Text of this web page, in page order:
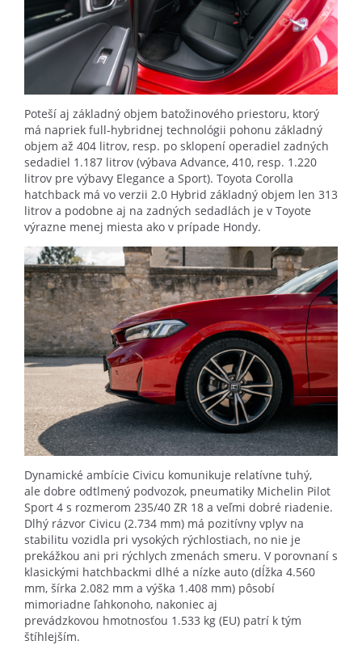
Poteší aj základný objem batožinového priestoru, ktorý
má napriek full-hybridnej technológii pohonu základný
objem až 404 litrov, resp. po sklopení operadiel zadných
sedadiel 1.187 litrov (výbava Advance, 410, resp. 1.220
litrov pre výbavy Elegance a Sport). Toyota Corolla
hatchback má vo verzii 2.0 Hybrid základný objem len 313
litrov a podobne aj na zadných sedadlách je v Toyote
výrazne menej miesta ako v prípade Hondy.
Dynamické ambície Civicu komunikuje relatívne tuhý,
ale dobre odtlmený podvozok, pneumatiky Michelin Pilot
Sport 4 s rozmerom 235/40 ZR 18 a veľmi dobré riadenie.
Dlhý rázvor Civicu (2.734 mm) má pozitívny vplyv na
stabilitu vozidla pri vysokých rýchlostiach, no nie je
prekážkou ani pri rýchlych zmenách smeru. V porovnaní s
klasickými hatchbackmi dlhé a nízke auto (dĺžka 4.560
mm, šírka 2.082 mm a výška 1.408 mm) pôsobí
mimoriadne ľahkonoho, nakoniec aj
prevádzkovou hmotnosťou 1.533 kg (EU) patrí k tým
štíhlejším.